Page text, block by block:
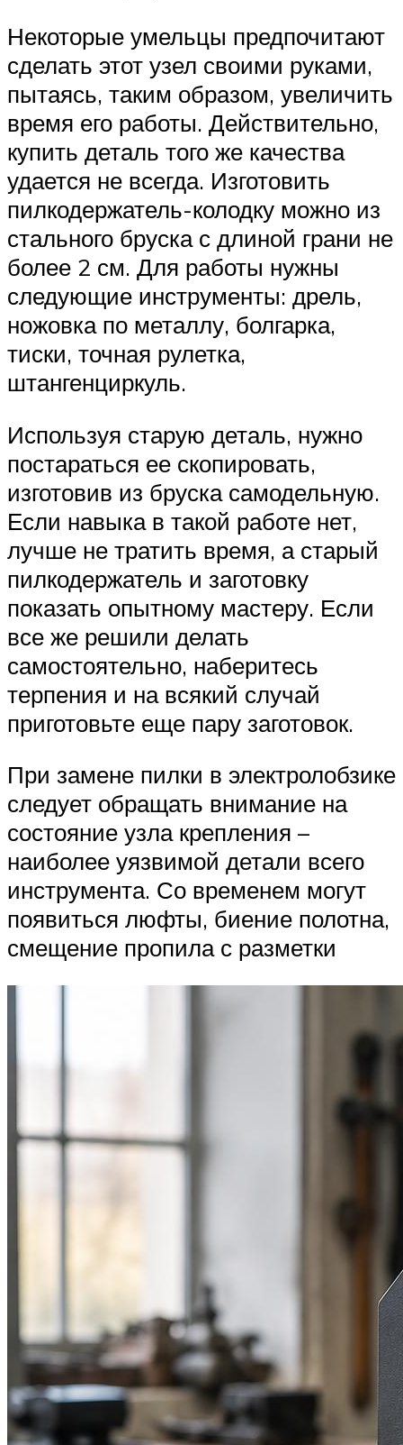
Некоторые умельцы предпочитают
сделать этот узел своими руками,
пытаясь, таким образом, увеличить
время его работы. Действительно,
купить деталь того же качества
удается не всегда. Изготовить
пилкодержатель-колодку можно из
стального бруска с длиной грани не
более 2 см. Для работы нужны
следующие инструменты: дрель,
ножовка по металлу, болгарка,
тиски, точная рулетка,
штангенциркуль.
Используя старую деталь, нужно
постараться ее скопировать,
изготовив из бруска самодельную.
Если навыка в такой работе нет,
лучше не тратить время, а старый
пилкодержатель и заготовку
показать опытному мастеру. Если
все же решили делать
самостоятельно, наберитесь
терпения и на всякий случай
приготовьте еще пару заготовок.
При замене пилки в электролобзике
следует обращать внимание на
состояние узла крепления –
наиболее уязвимой детали всего
инструмента. Со временем могут
появиться люфты, биение полотна,
смещение пропила с разметки